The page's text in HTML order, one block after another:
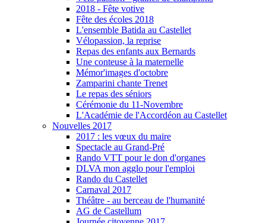
2018 - Fête votive
Fête des écoles 2018
L'ensemble Batida au Castellet
Vélopassion, la reprise
Repas des enfants aux Bernards
Une conteuse à la maternelle
Mémor'images d'octobre
Zamparini chante Trenet
Le repas des séniors
Cérémonie du 11-Novembre
L'Académie de l'Accordéon au Castellet
Nouvelles 2017
2017 : les vœux du maire
Spectacle au Grand-Pré
Rando VTT pour le don d'organes
DLVA mon agglo pour l'emploi
Rando du Castellet
Carnaval 2017
Théâtre - au berceau de l'humanité
AG de Castellum